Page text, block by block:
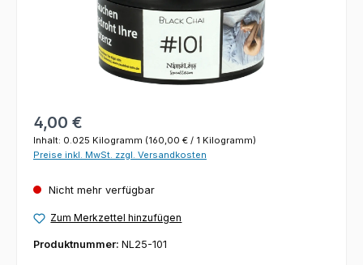
Regulärer Preis:
4,00 €
Inhalt: 0.025 Kilogramm (160,00 € / 1 Kilogramm)
Preise inkl. MwSt. zzgl. Versandkosten
Nicht mehr verfügbar
Zum Merkzettel hinzufügen
Produktnummer: NL25-101